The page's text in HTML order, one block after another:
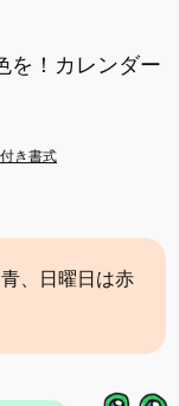
検索
を！カレンダー
き書式
、日曜日は赤